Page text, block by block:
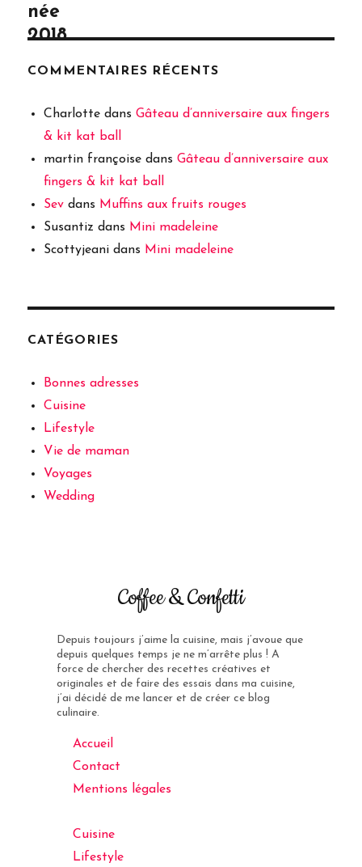
née
2018
COMMENTAIRES RÉCENTS
Charlotte dansGâteau d’anniversaire aux fingers
& kit kat ball
martin françoise dansGâteau d’anniversaire aux
fingers & kit kat ball
Sev dans Muffins aux fruits rouges
Susantiz dans Mini madeleine
Scottyjeani dans Mini madeleine
CATÉGORIES
Bonnes adresses
Cuisine
Lifestyle
Vie de maman
Voyages
Wedding
Coffee & Confetti
Depuis toujours j’aime la cuisine, mais j’avoue que
depuis quelques temps je ne m’arrête plus ! A
force de chercher des recettes créatives et
originales et de faire des essais dans ma cuisine,
j’ai décidé de me lancer et de créer ce blog
culinaire.
Accueil
Contact
Mentions légales
Cuisine
Lifestyle